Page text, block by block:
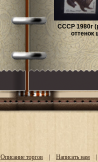
СССР 1980г
оттенок
Описание торгов | Написать нам |